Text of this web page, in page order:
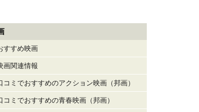
すすめ映画
画関連情報
コミでおすすめのアクション映画（邦画）
コミでおすすめの青春映画（邦画）